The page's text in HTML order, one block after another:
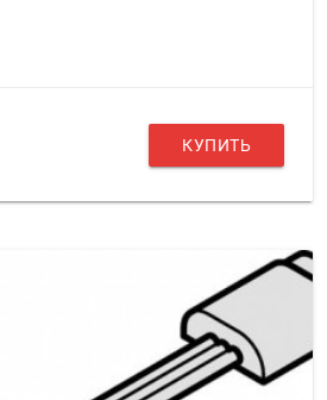
КУПИТЬ